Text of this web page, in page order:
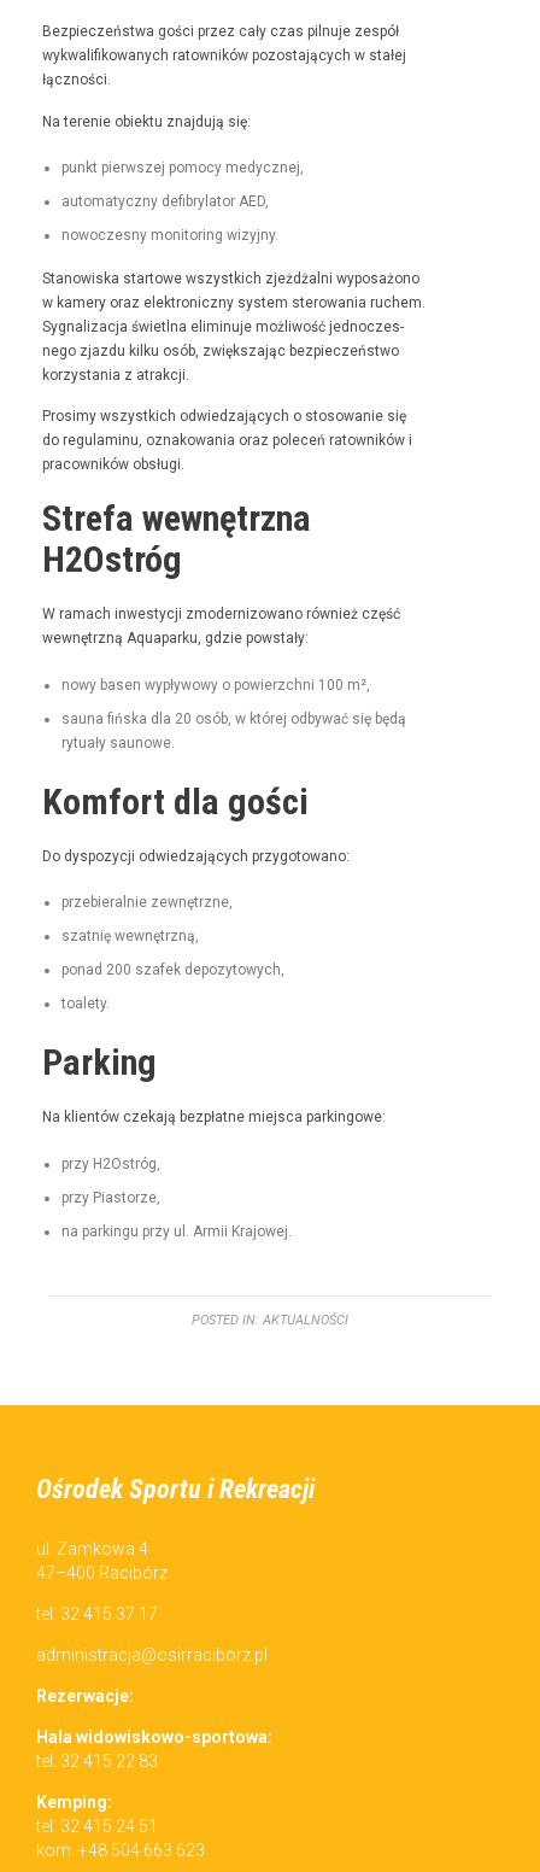
Bez­pieczeńst­wa goś­ci przez cały czas pil­nu­je zespół
wyk­wal­i­fikowanych ratown­ików pozosta­ją­cych w stałej
łączności.
Na tere­nie obiek­tu zna­j­du­ją się:
punkt pier­wszej pomo­cy medycznej,
automaty­czny defi­bry­la­tor AED,
nowoczes­ny mon­i­tor­ing wizyjny.
Stanowiska star­towe wszys­t­kich zjeżdżal­ni wyposażono
w kamery oraz elek­tron­iczny sys­tem sterowa­nia ruchem.
Syg­nal­iza­c­ja świ­etl­na elimin­u­je możli­wość jed­noczes­
nego zjaz­du kilku osób, zwięk­sza­jąc bez­pieczeńst­wo
korzys­ta­nia z atrakcji.
Prosimy wszys­t­kich odwiedza­ją­cych o stosowanie się
do reg­u­laminu, oznakowa­nia oraz pole­ceń ratown­ików i
pra­cown­ików obsługi.
Strefa wewnętrzna
H2Ostróg
W ramach inwest­y­cji zmod­ern­i­zowano również część
wewnętrzną Aqua­parku, gdzie powstały:
nowy basen wypły­wowy o powierzch­ni 100 m²,
sauna fińs­ka dla 20 osób, w której odby­wać się będą
rytu­ały saunowe.
Komfort dla gości
Do dys­pozy­cji odwiedza­ją­cych przygotowano:
prze­bier­al­nie zewnętrzne,
szat­nię wewnętrzną,
pon­ad 200 szafek depozytowych,
toale­ty.
Parking
Na klien­tów czeka­ją bezpłatne miejs­ca parkingowe:
przy H2Ostróg,
przy Pias­torze,
na parkingu przy ul. Armii Krajowej.
POSTED IN: AKTUALNOŚCI
Ośrodek Sportu i Rekreacji
ul. Zamkowa 4
47–400 Racibórz
tel. 32 415 37 17
administracja@osirraciborz.pl
Rez­erwac­je:
Hala wid­owiskowo-sportowa:
tel. 32 415 22 83
Kemp­ing:
tel. 32 415 24 51
kom. +48 504 663 623